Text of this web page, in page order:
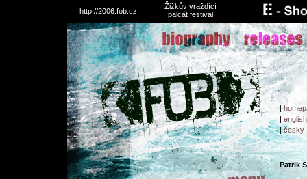
http://2006.fob.cz
Žižkův vraždící
palcát festival
|
| english
|česky
Patrik